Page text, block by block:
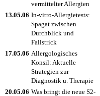
vermittelter Allergien
13.05.06 In-vitro-Allergietests:
Spagat zwischen
Durchblick und
Fallstrick
17.05.06 Allergologisches
Konsil: Aktuelle
Strategien zur
Diagnostik u. Therapie
20.05.06 Was bringt die neue S2-